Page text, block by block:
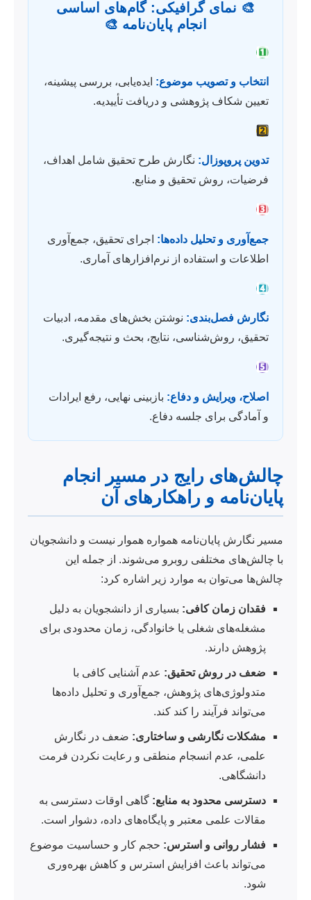
🎨 نمای گرافیکی: گام‌های اساسی
انجام پایان‌نامه 🎨
1️⃣
انتخاب و تصویب موضوع: ایده‌یابی، بررسی پیشینه،
تعیین شکاف پژوهشی و دریافت تأییدیه.
2️⃣
تدوین پروپوزال: نگارش طرح تحقیق شامل اهداف،
فرضیات، روش تحقیق و منابع.
3️⃣
جمع‌آوری و تحلیل داده‌ها: اجرای تحقیق، جمع‌آوری
اطلاعات و استفاده از نرم‌افزارهای آماری.
4️⃣
نگارش فصل‌بندی: نوشتن بخش‌های مقدمه، ادبیات
تحقیق، روش‌شناسی، نتایج، بحث و نتیجه‌گیری.
5️⃣
اصلاح، ویرایش و دفاع: بازبینی نهایی، رفع ایرادات
و آمادگی برای جلسه دفاع.
چالش‌های رایج در مسیر انجام
پایان‌نامه و راهکارهای آن
مسیر نگارش پایان‌نامه همواره هموار نیست و دانشجویان
با چالش‌های مختلفی روبرو می‌شوند. از جمله این
چالش‌ها می‌توان به موارد زیر اشاره کرد:
فقدان زمان کافی: بسیاری از دانشجویان به دلیل
مشغله‌های شغلی یا خانوادگی، زمان محدودی برای
پژوهش دارند.
ضعف در روش تحقیق: عدم آشنایی کافی با
متدولوژی‌های پژوهش، جمع‌آوری و تحلیل داده‌ها
می‌تواند فرآیند را کند کند.
مشکلات نگارشی و ساختاری: ضعف در نگارش
علمی، عدم انسجام منطقی و رعایت نکردن فرمت
دانشگاهی.
دسترسی محدود به منابع: گاهی اوقات دسترسی به
مقالات علمی معتبر و پایگاه‌های داده، دشوار است.
فشار روانی و استرس: حجم کار و حساسیت موضوع
می‌تواند باعث افزایش استرس و کاهش بهره‌وری
شود.